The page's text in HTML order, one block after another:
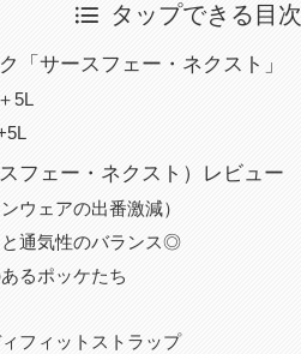
タップできる目次
「サースフェー・ネクスト」
5L
フェー・ネクスト）レビュー
ウェアの出番激減）
通気性のバランス◎
るポッケたち
フィットストラップ